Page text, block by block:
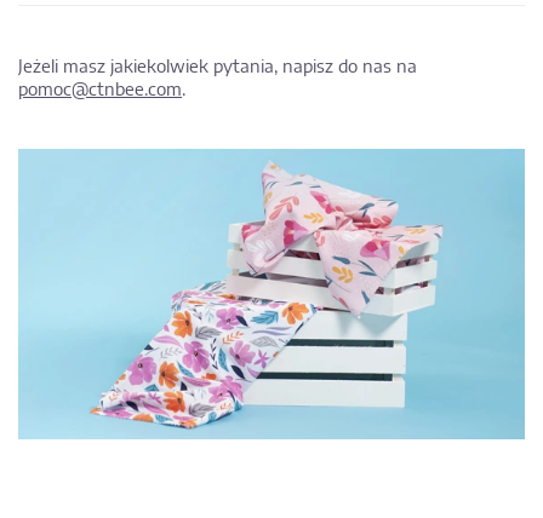
Jeżeli masz jakiekolwiek pytania, napisz do nas na
pomoc@ctnbee.com.